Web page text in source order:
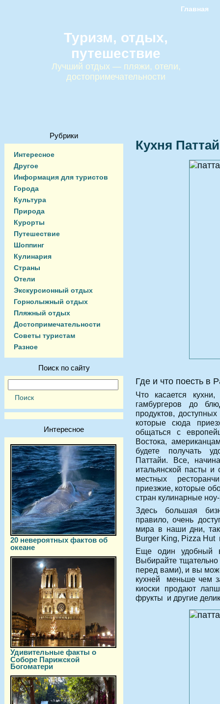
Главная
Туризм, отдых,
путешествие
Лучший отдых — пляжи, отели,
достопримечательности
Рубрики
Интересное
Другое
Информация для туристов
Города
Культура
Природа
Курорты
Путешествие
Шоппинг
Кулинария
Страны
Отели
Экскурсионный отдых
Горнолыжный отдых
Пляжный отдых
Достопримечательности
Советы туристам
Разное
Поиск по сайту
Интересное
20 невероятных фактов об
океане
Удивительные факты о
Соборе Парижской
Богоматери
Кухня
Где и что поесть в
Что касается
гамбургеров до
продуктов,
которые сюда
общаться с
Востока,
будете получать
Паттайи. Все,
итальянской пасты
местных
приезжие, которые
стран кулинарные ноу-
Здесь большая
правило, очень
мира в наши дни,
Burger King, Pizza Hut
Еще один удобный
Выбирайте
перед вами), и вы
кухней меньше чем
киоски продают
фрукты и другие